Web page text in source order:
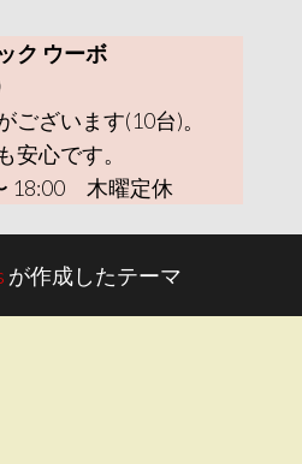
ク ウーボ
ざいます(10台)。
安心です。
18:00 木曜定休
が作成したテーマ